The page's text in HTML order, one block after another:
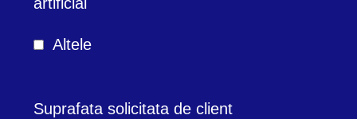
Altele
Suprafata solicitata de client